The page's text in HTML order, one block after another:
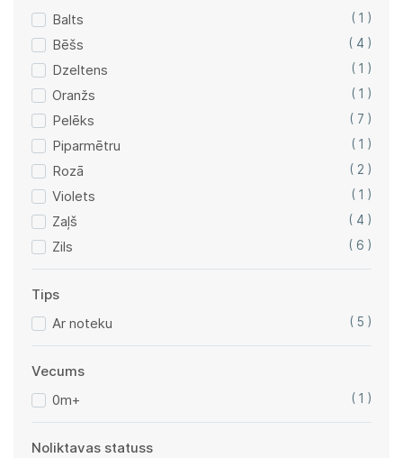
Balts
( 1 )
Bēšs ( 4 )
Dzeltens ( 1 )
Oranžs ( 1 )
Pelēks ( 7 )
Piparmētru ( 1 )
Rozā ( 2 )
Violets ( 1 )
Zaļš ( 4 )
Zils ( 6 )
Tips
Ar noteku
( 5 )
Vecums
0m+
( 1 )
Noliktavas statuss